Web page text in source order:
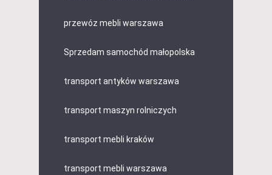
przewóz mebli warszawa
Sprzedam samochód małopolska
transport antyków warszawa
transport maszyn rolniczych
transport mebli kraków
transport mebli warszawa